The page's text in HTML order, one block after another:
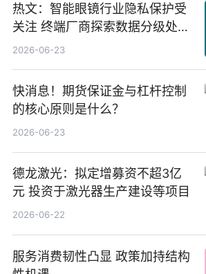
热文：智能眼镜行业隐私保护受
关注 终端厂商探索数据分级处理
等方案
2026-06-23
快消息！期货保证金与杠杆控制
的核心原则是什么？
2026-06-23
德龙激光：拟定增募资不超3亿
元 投资于激光器生产建设等项目
2026-06-22
服务消费韧性凸显 政策加持结构